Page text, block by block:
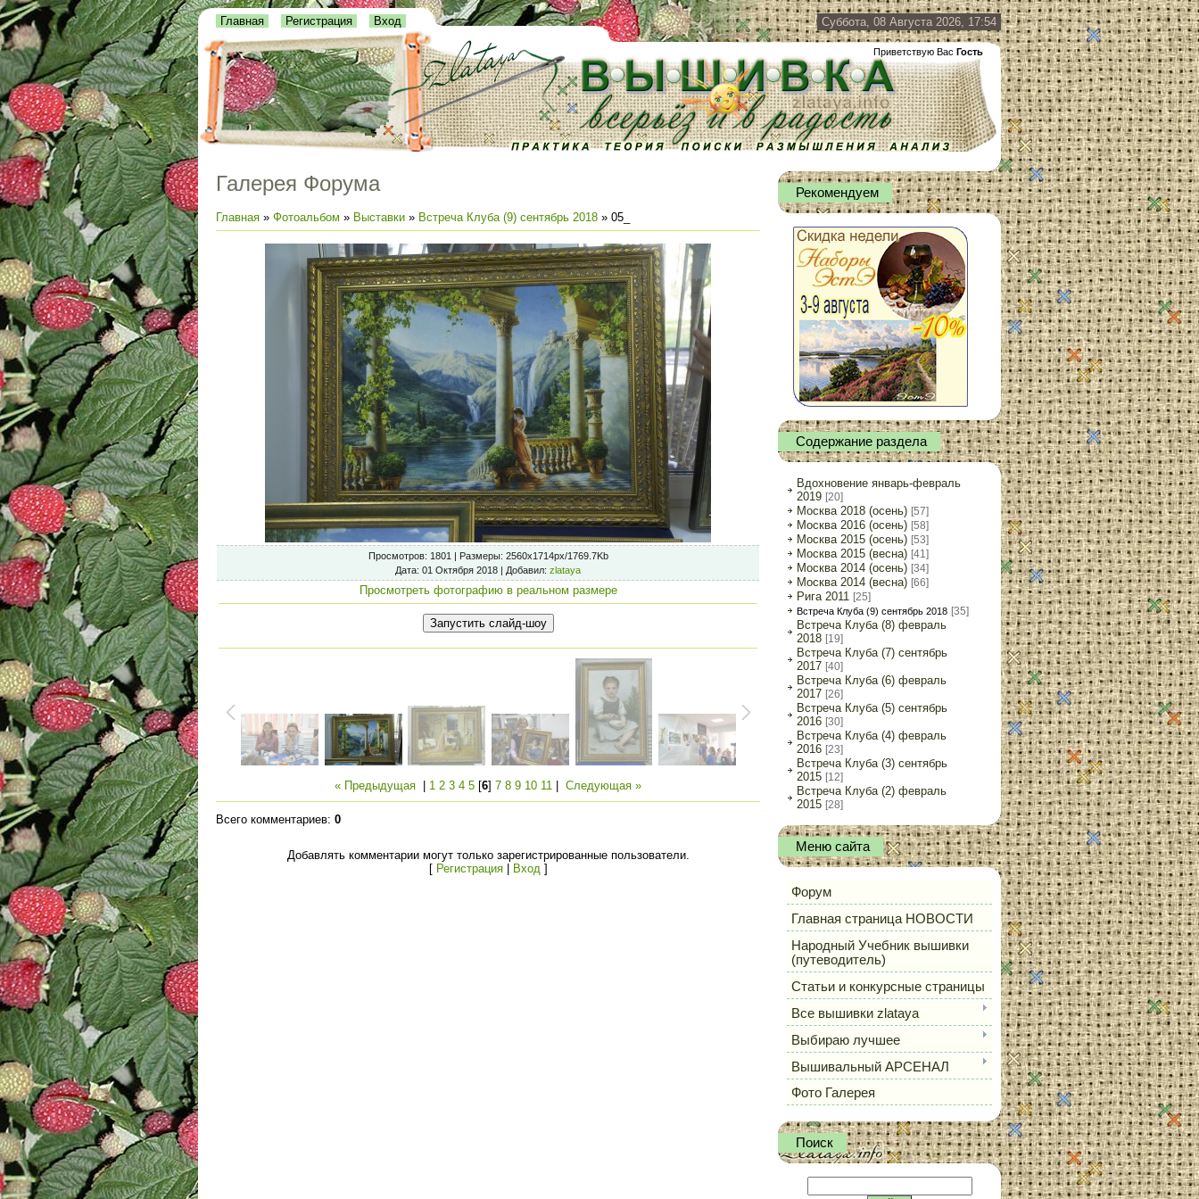
Суббота, 08 Августа 2026, 17:54
Приветствую Вас Гость
Главная Регистрация Вход
Галерея Форума
Главная » Фотоальбом » Выставки » Встреча Клуба (9) сентябрь 2018 » 05_
Просмотров: 1801 | Размеры: 2560x1714px/1769.7Kb
Дата: 01 Октября 2018 | Добавил: zlataya
Просмотреть фотографию в реальном размере
« Предыдущая 1 2 3 4 5 [6] 7 8 9 10 11 Следующая »
Всего комментариев: 0
Добавлять комментарии могут только зарегистрированные пользователи.
[ Регистрация| Вход ]
Рекомендуем
Содержание раздела
Вдохновение январь-февраль
2019 [20]
Москва 2018 (осень) [57]
Москва 2016 (осень) [58]
Москва 2015 (осень) [53]
Москва 2015 (весна) [41]
Москва 2014 (осень) [34]
Москва 2014 (весна) [66]
Рига 2011 [25]
Встреча Клуба (9) сентябрь 2018 [35]
Встреча Клуба (8) февраль
2018 [19]
Встреча Клуба (7) сентябрь
2017 [40]
Встреча Клуба (6) февраль
2017 [26]
Встреча Клуба (5) сентябрь
2016 [30]
Встреча Клуба (4) февраль
2016 [23]
Встреча Клуба (3) сентябрь
2015 [12]
Встреча Клуба (2) февраль
2015 [28]
Меню сайта
Форум
Главная страница НОВОСТИ
Народный Учебник вышивки
(путеводитель)
Статьи и конкурсные страницы
Все вышивки zlataya
Выбираю лучшее
Вышивальный АРСЕНАЛ
Фото Галерея
Поиск